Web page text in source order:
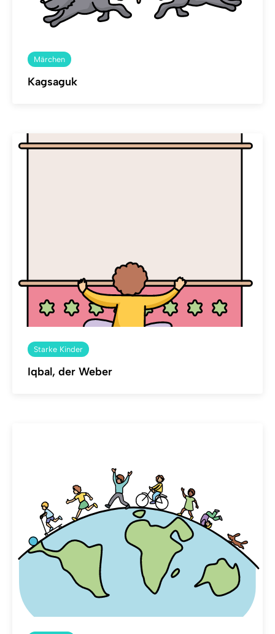
Märchen
Kagsaguk
Starke Kinder
Iqbal, der Weber